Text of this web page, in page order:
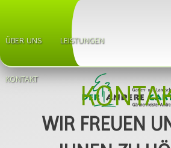
ÜBERSPRINGEN
ÜBER UNS LEISTUNGEN
KONTAKT
WIR FREUEN